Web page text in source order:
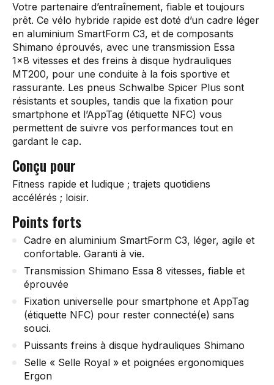
Votre partenaire d’entraînement, fiable et toujours
prêt. Ce vélo hybride rapide est doté d’un cadre léger
en aluminium SmartForm C3, et de composants
Shimano éprouvés, avec une transmission Essa
1x8 vitesses et des freins à disque hydrauliques
MT200, pour une conduite à la fois sportive et
rassurante. Les pneus Schwalbe Spicer Plus sont
résistants et souples, tandis que la fixation pour
smartphone et l’AppTag (étiquette NFC) vous
permettent de suivre vos performances tout en
gardant le cap.
Conçu pour
Fitness rapide et ludique ; trajets quotidiens
accélérés ; loisir.
Points forts
Cadre en aluminium SmartForm C3, léger, agile et
confortable. Garanti à vie.
Transmission Shimano Essa 8 vitesses, fiable et
éprouvée
Fixation universelle pour smartphone et AppTag
(étiquette NFC) pour rester connecté(e) sans
souci.
Puissants freins à disque hydrauliques Shimano
Selle « Selle Royal » et poignées ergonomiques
Ergon